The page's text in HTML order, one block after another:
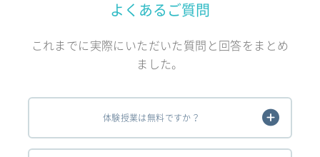
よくあるご質問
これまでに実際にいただいた質問と回答をまとめ
ました。
体験授業は無料ですか？